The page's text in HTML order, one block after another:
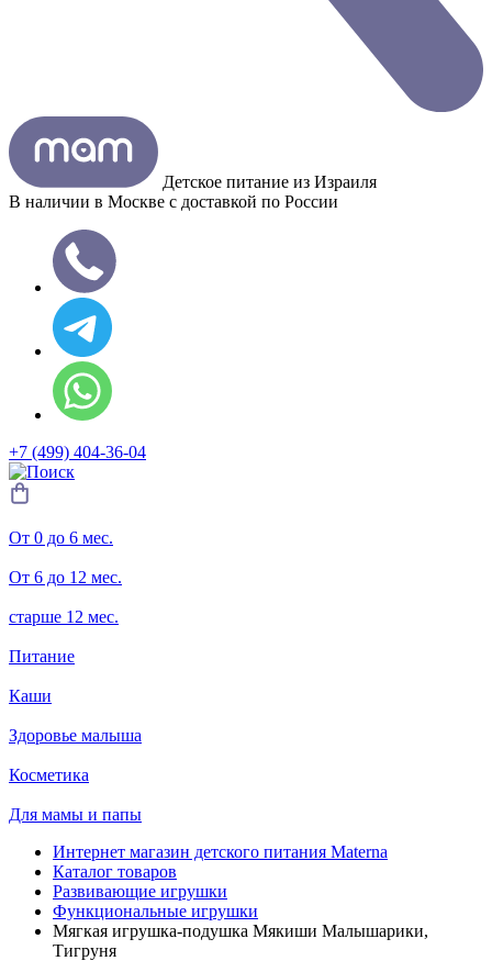
Детское питание из Израиля
В наличии в Москве с доставкой по России
+7 (499) 404-36-04
От 0 до 6 мес.
От 6 до 12 мес.
старше 12 мес.
Питание
Каши
Здоровье малыша
Косметика
Для мамы и папы
Интернет магазин детского питания Materna
Каталог товаров
Развивающие игрушки
Функциональные игрушки
Мягкая игрушка-подушка Мякиши Малышарики,
Тигруня